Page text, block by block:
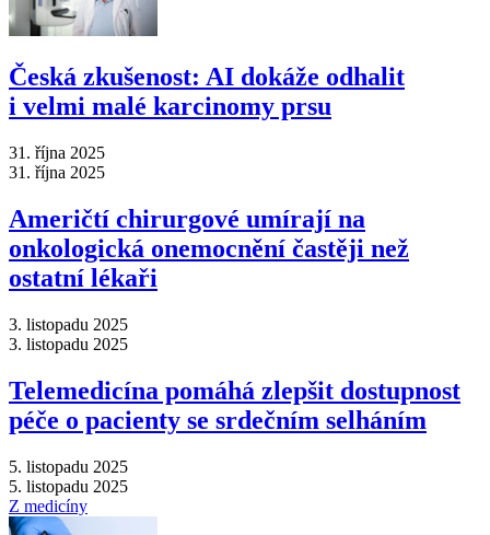
Česká zkušenost: AI dokáže odhalit
i velmi malé karcinomy prsu
31. října 2025
31. října 2025
Američtí chirurgové umírají na
onkologická onemocnění častěji než
ostatní lékaři
3. listopadu 2025
3. listopadu 2025
Telemedicína pomáhá zlepšit dostupnost
péče o pacienty se srdečním selháním
5. listopadu 2025
5. listopadu 2025
Z medicíny